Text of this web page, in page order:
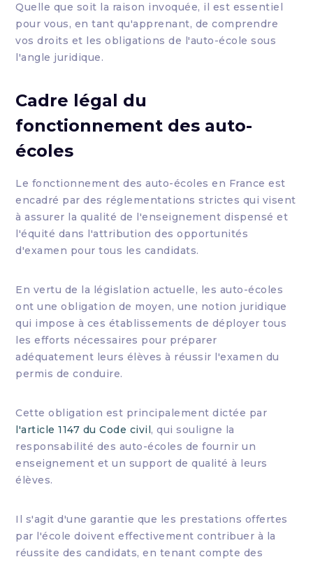
Quelle que soit la raison invoquée, il est essentiel
pour vous, en tant qu'apprenant, de comprendre
vos droits et les obligations de l'auto-école sous
l'angle juridique.
Cadre légal du
fonctionnement des auto-
écoles
Le fonctionnement des auto-écoles en France est
encadré par des réglementations strictes qui visent
à assurer la qualité de l'enseignement dispensé et
l'équité dans l'attribution des opportunités
d'examen pour tous les candidats.
En vertu de la législation actuelle, les auto-écoles
ont une obligation de moyen, une notion juridique
qui impose à ces établissements de déployer tous
les efforts nécessaires pour préparer
adéquatement leurs élèves à réussir l'examen du
permis de conduire.
Cette obligation est principalement dictée par
l'article 1147 du Code civil, qui souligne la
responsabilité des auto-écoles de fournir un
enseignement et un support de qualité à leurs
élèves.
Il s'agit d'une garantie que les prestations offertes
par l'école doivent effectivement contribuer à la
réussite des candidats, en tenant compte des